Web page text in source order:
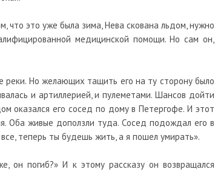
что это уже была зима, Нева скована льдом, нужно
медицинской помощи. Но сам он,
реки. Но желающих тащить его на ту сторону было
и артиллерией, и пулеметами. Шансов дойти
оказался его сосед по дому в Петергофе. И этот
Оба живые доползли туда. Сосед подождал его в
теперь ты будешь жить, а я пошел умирать».
он погиб?» И к этому рассказу он возвращался